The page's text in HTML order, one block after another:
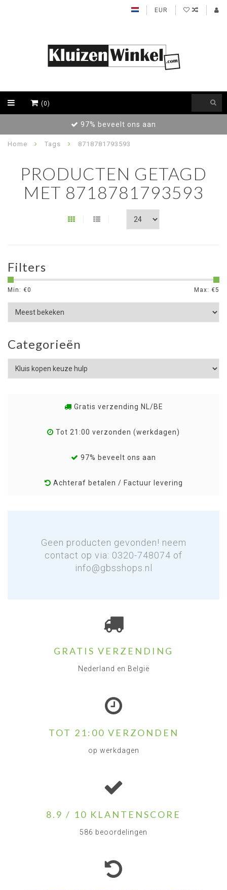
EUR
(0)
97% beveelt ons aan
Home Tags 8718781793593
PRODUCTEN GETAGD
MET 8718781793593
Filters
Min: €0 Max: €5
Categorieën
Gratis verzending NL/BE
Tot 21:00 verzonden (werkdagen)
97% beveelt ons aan
Achteraf betalen / Factuur levering
Geen producten gevonden! neem
contact op via: 0320-748074 of
info@gbsshops.nl
GRATIS VERZENDING
Nederland en België
TOT 21:00 VERZONDEN
op werkdagen
8.9 / 10 KLANTENSCORE
586 beoordelingen